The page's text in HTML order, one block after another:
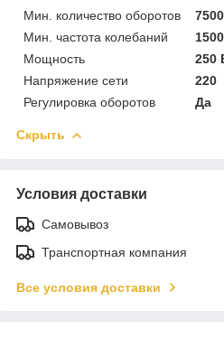
Мин. количество оборотов
Мин. частота колебаний
Мощность
250
Напряжение сети
220
Регулировка оборотов
Да
Скрыть
Условия доставки
Самовывоз
Транспортная компания
Все условия доставки